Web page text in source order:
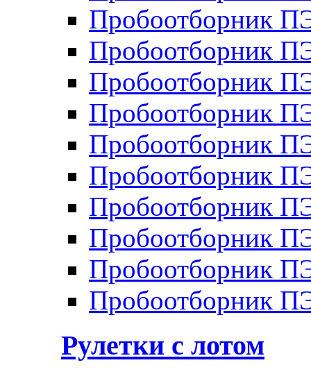
Пробоотборник
Пробоотборник
Пробоотборник
Пробоотборник
Пробоотборник
Пробоотборник
Пробоотборник
Пробоотборник
Пробоотборник
Пробоотборник
Рулетки с лотом